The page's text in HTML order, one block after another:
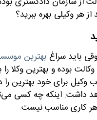
هر وکیلی بهره ببرید؟
باید سراغ بهترین
دهنده خدمات وکالت بوده و
وکیل برای خود بهترین
داشت. اینکه چه کسی
هر کاری مناسب نیست.